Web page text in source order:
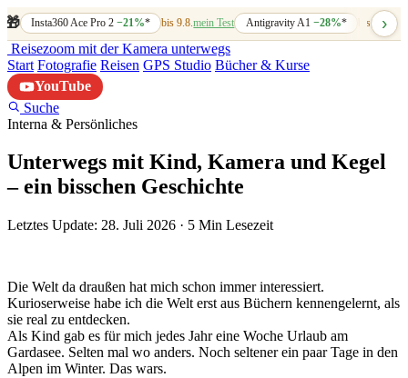
🎁 Insta360 Ace Pro 2−21%* bis 9.8.mein Test Antigravity A1 −28%* bis 7.8.
›
Reisezoom mit der Kamera unterwegs
Start Fotografie Reisen GPS Studio Bücher & Kurse
YouTube
Suche
Interna & Persönliches
Unterwegs mit Kind, Kamera und Kegel
– ein bisschen Geschichte
Letztes Update: 28. Juli 2026 · 5 Min Lesezeit
Die Welt da draußen hat mich schon immer interessiert.
Kurioserweise habe ich die Welt erst aus Büchern kennengelernt, als
sie real zu entdecken.
Als Kind gab es für mich jedes Jahr eine Woche Urlaub am
Gardasee. Selten mal wo anders. Noch seltener ein paar Tage in den
Alpen im Winter. Das wars.